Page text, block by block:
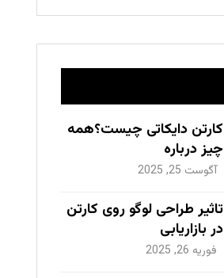
کارتن دایکاتی چیست؟همه
چیز درباره
طراحی،سفارش،قیمت، تولید
آگوست 25, 2025
تاثیر طراحی لوگو روی کارتن
در بازاریابی
فوریه 26, 2025